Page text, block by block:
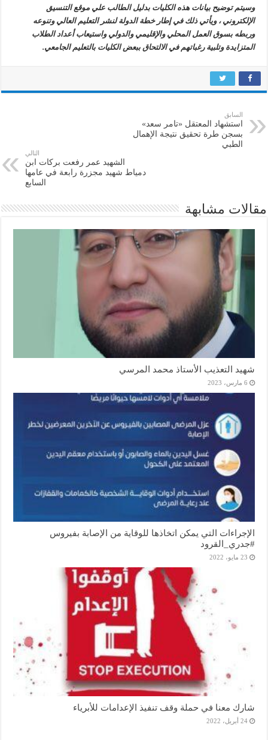
وسيتم توضيح بيانات هذه الكليات بدليل الطالب علي موقع التنسيق
الإلكتروني ، ويأتي ذلك في إطار خطة الدولة لنشر التعليم العالي وتنوعه
وربطه بسوق العمل المحلي والإقليمي والدولي واستيعاب أعداد الطلاب
المتزايدة وتلبية رغباتهم في الالتحاق ببعض الكليات بالتعليم الجامعي.
السابق
استشهاد المعتقل «تامر سعد»
بسجن طرة تحقيق نتيجة الإهمال
الطبي
التالي
الشهيد عمر رفعت بركات ابن
دمياط شهيد مجزرة رابعة في عامها
السابع
مقالات مشابهة
شهيد التعذيب الأستاذ محمد المرسي
6 مارس، 2023
الإجراءات التي يمكن اتخاذها للوقاية من الإصابة بفيروس
#جدري_القرود
23 مايو، 2022
شارك معنا في حملة وقف تنفيذ الإعدامات للأبرياء
24 أبريل، 2022